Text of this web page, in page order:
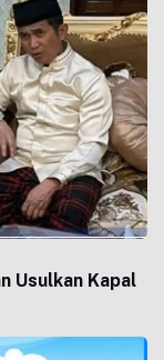
Usulkan Kapal